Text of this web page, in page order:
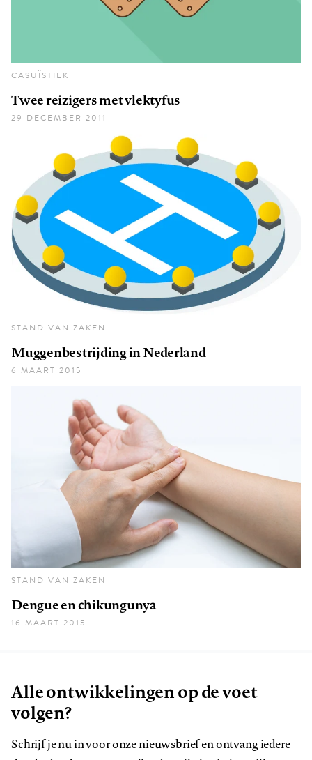
CASUÏSTIEK
Twee reizigers met vlektyfus
29 DECEMBER 2011
STAND VAN ZAKEN
Muggenbestrijding in Nederland
6 MAART 2015
STAND VAN ZAKEN
Dengue en chikungunya
16 MAART 2015
Alle ontwikkelingen op de voet
volgen?
Schrijf je nu in voor onze nieuwsbrief en ontvang iedere